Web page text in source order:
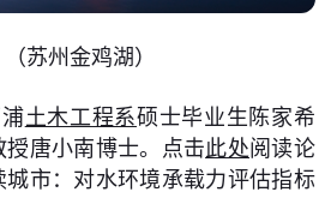
（苏州金鸡湖）
土木工程系硕士毕业生陈家希
唐小南博士。点击此处阅读论
市：对水环境承载力评估指标